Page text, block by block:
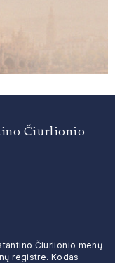
Čiurlionio
Čiurlionio menų
registre. Kodas